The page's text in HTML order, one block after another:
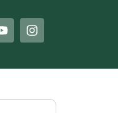
Y
o
u
e
I
n
a
r